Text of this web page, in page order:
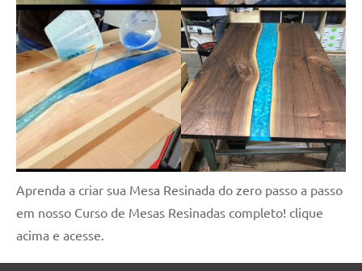
Aprenda a criar sua Mesa Resinada do zero passo a passo
em nosso Curso de Mesas Resinadas completo! clique
acima e acesse.